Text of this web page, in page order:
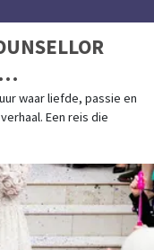
waar liefde, passie en
Een reis die